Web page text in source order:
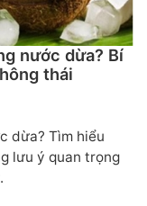
nước dừa? Bí
thái
dừa? Tìm hiểu
lưu ý quan trọng